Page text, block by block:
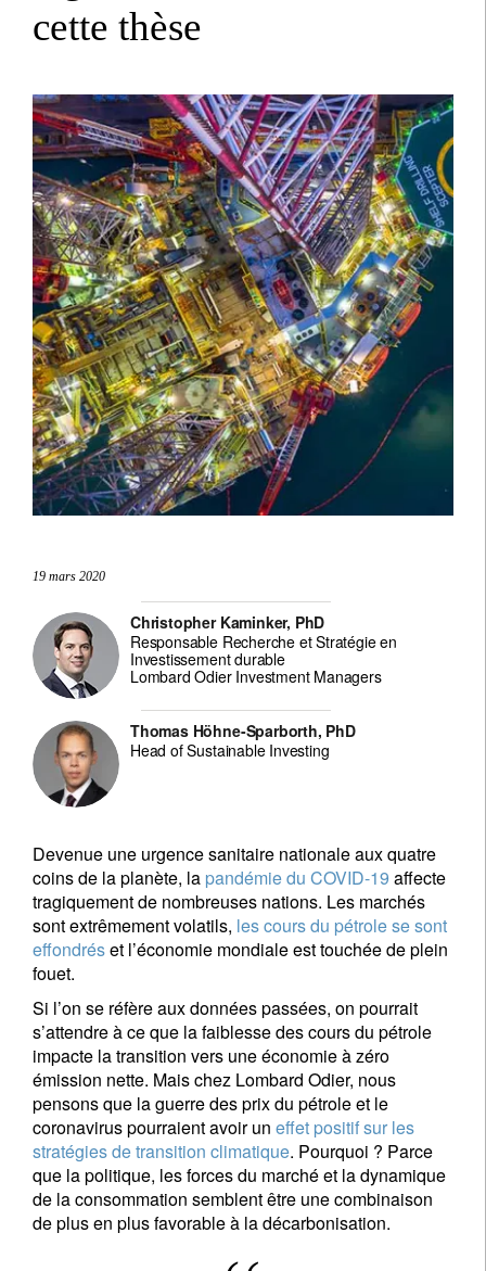
cette thèse
19 mars 2020
Christopher Kaminker, PhD
Responsable Recherche et Stratégie en
Investissement durable
Lombard Odier Investment Managers
Thomas Höhne-Sparborth, PhD
Head of Sustainable Investing
Devenue une urgence sanitaire nationale aux quatre
coins de la planète, la pandémie du COVID-19 affecte
tragiquement de nombreuses nations. Les marchés
sont extrêmement volatils, les cours du pétrole se sont
effondréset l’économie mondiale est touchée de plein
fouet.
Si l’on se réfère aux données passées, on pourrait
s’attendre à ce que la faiblesse des cours du pétrole
impacte la transition vers une économie à zéro
émission nette. Mais chez Lombard Odier, nous
pensons que la guerre des prix du pétrole et le
coronavirus pourraient avoir un effet positif sur les
stratégies de transition climatique. Pourquoi ? Parce
que la politique, les forces du marché et la dynamique
de la consommation semblent être une combinaison
de plus en plus favorable à la décarbonisation.